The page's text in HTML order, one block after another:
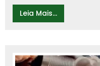
Leia Mais...